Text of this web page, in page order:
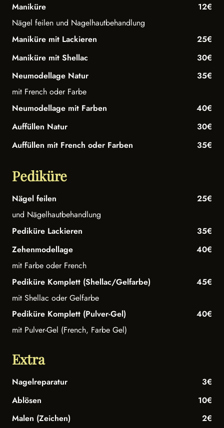
Maniküre
Nägel feilen und Nagelhautbehandlung
12€
Maniküre mit Lackieren
25€
Maniküre mit Shellac
30€
Neumodellage Natur
mit French oder Farbe
35€
Neumodellage mit Farben
40€
Auffüllen Natur
30€
Auffüllen mit French oder Farben
35€
Pediküre
Nägel feilen
und Nägelhautbehandlung
25€
Pediküre Lackieren
35€
Zehenmodellage
mit Farbe oder French
40€
Pediküre Komplett (Shellac/Gelfarbe)
mit Shellac oder Gelfarbe
45€
Pediküre Komplett (Pulver-Gel)
mit Pulver-Gel (French, Farbe Gel)
40€
Extra
Nagelreparatur
3€
Ablösen
10€
Malen (Zeichen)
2€